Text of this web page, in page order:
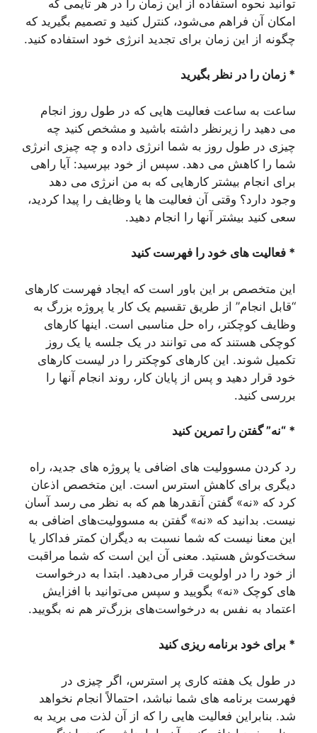
توانید نحوه استفاده از این زمان را در هر تایمی که
امکان آن فراهم می‌شود،‌ کنترل کنید و تصمیم بگیرید که
چگونه از این زمان برای تجدید انرژی خود استفاده کنید.
* زمان را در نظر بگیرید
ساعت به ساعت فعالیت هایی که در طول روز انجام
می دهید را زیرنظر داشته باشید و مشخص کنید چه
چیزی در طول روز به شما انرژی داده و چه چیزی انرژی
شما را کاهش می دهد. سپس از خود بپرسید: آیا راهی
برای انجام بیشتر کارهایی که به من انرژی می دهد
وجود دارد؟ وقتی آن فعالیت ها یا وظایف را پیدا کردید،
سعی کنید بیشتر آنها را انجام دهید.
* فعالیت های خود را فهرست کنید
این متخصص بر این باور است که ایجاد فهرست کارهای
“قابل انجام” از طریق تقسیم یک کار یا پروژه بزرگ به
وظایف کوچکتر، راه حل مناسبی است. اینها کارهای
کوچکی هستند که می توانند در یک جلسه یا یک روز
تکمیل شوند. این کارهای کوچکتر را در لیست کارهای
خود قرار دهید و پس از پایان کار، روند انجام آنها را
بررسی کنید.
* “نه” گفتن را تمرین کنید
رد کردن مسوولیت های اضافی یا پروژه های جدید، راه
دیگری برای کاهش استرس است. این متخصص اذعان
کرد که «نه» گفتن آنقدرها هم که به نظر می رسد آسان
نیست. بدانید که «نه» گفتن به مسوولیت‌های اضافی به
این معنا نیست که شما نسبت به دیگران کمتر فداکار یا
سخت‌کوش هستید. معنی آن این است که شما مراقبت
از خود را در اولویت قرار می‌دهید. ابتدا به درخواست
های کوچک «نه» بگویید و سپس می‌توانید با افزایش
اعتماد به نفس به درخواست‌های بزرگ‌تر هم نه بگویید.
* برای خود برنامه ریزی کنید
در طول یک هفته کاری پر استرس، اگر چیزی در
فهرست برنامه های شما نباشد، احتمالاً انجام نخواهد
شد. بنابراین فعالیت هایی را که از آن لذت می برید به